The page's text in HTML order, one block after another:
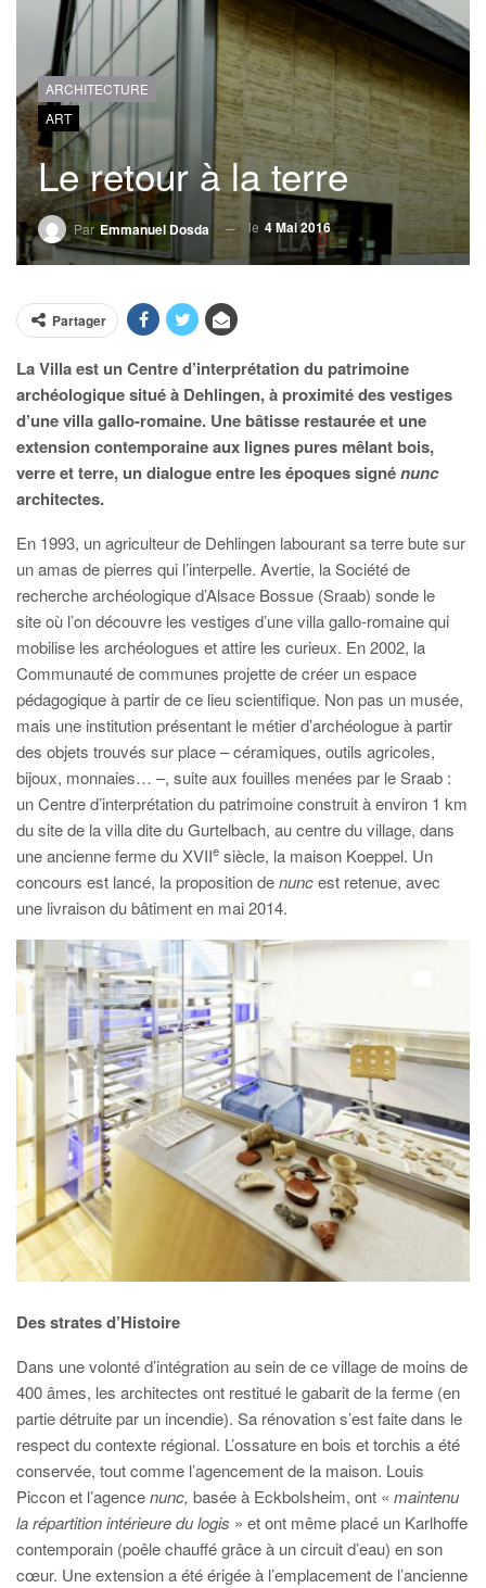
ARCHITECTURE
ART
Le retour à la terre
ParEmmanuel Dosda le 4 Mai 2016
Partager
La Villa est un Centre d’interprétation du patrimoine
archéologique situé à Dehlingen, à proximité des vestiges
d’une villa gallo-romaine. Une bâtisse restaurée et une
extension contemporaine aux lignes pures mêlant bois,
verre et terre, un dialogue entre les époques signénunc
architectes.
En 1993, un agriculteur de Dehlingen labourant sa terre bute sur
un amas de pierres qui l’interpelle. Avertie, la Société de
recherche archéologique d’Alsace Bossue (Sraab) sonde le
site où l’on découvre les vestiges d’une villa gallo-romaine qui
mobilise les archéologues et attire les curieux. En 2002, la
Communauté de communes projette de créer un espace
pédagogique à partir de ce lieu scientifique. Non pas un musée,
mais une institution présentant le métier d’archéologue à partir
des objets trouvés sur place – céramiques, outils agricoles,
bijoux, monnaies… –, suite aux fouilles menées par le Sraab :
un Centre d’interprétation du patrimoine construit à environ 1 km
du site de la villa dite du Gurtelbach, au centre du village, dans
une ancienne ferme du XVIIe siècle, la maison Koeppel. Un
concours est lancé, la proposition denuncest retenue, avec
une livraison du bâtiment en mai 2014.
Des strates d’Histoire
Dans une volonté d’intégration au sein de ce village de moins de
400 âmes, les architectes ont restitué le gabarit de la ferme (en
partie détruite par un incendie). Sa rénovation s’est faite dans le
respect du contexte régional. L’ossature en bois et torchis a été
conservée, tout comme l’agencement de la maison. Louis
Piccon et l’agencenunc, basée à Eckbolsheim, ont « maintenu
la répartition intérieure du logis » et ont même placé un Karlhoffe
contemporain (poêle chauffé grâce à un circuit d’eau) en son
cœur. Une extension a été érigée à l’emplacement de l’ancienne